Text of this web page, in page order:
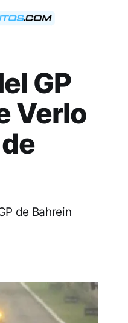
GP
Verlo
de Bahrein